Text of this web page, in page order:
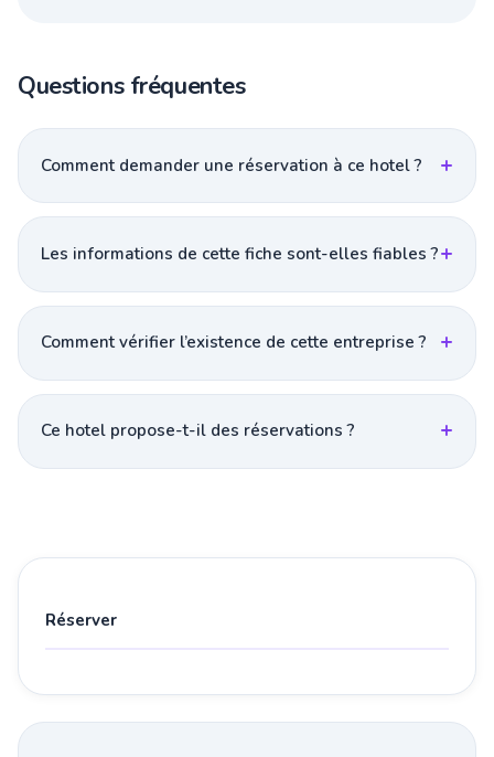
Questions fréquentes
Comment demander une réservation à ce hotel ?
Les informations de cette fiche sont-elles fiables ?
Comment vérifier l’existence de cette entreprise ?
Ce hotel propose-t-il des réservations ?
Réserver